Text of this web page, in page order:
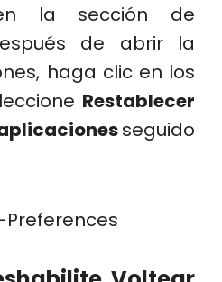
la sección de
de abrir la
haga clic en los
Restablecer
seguido